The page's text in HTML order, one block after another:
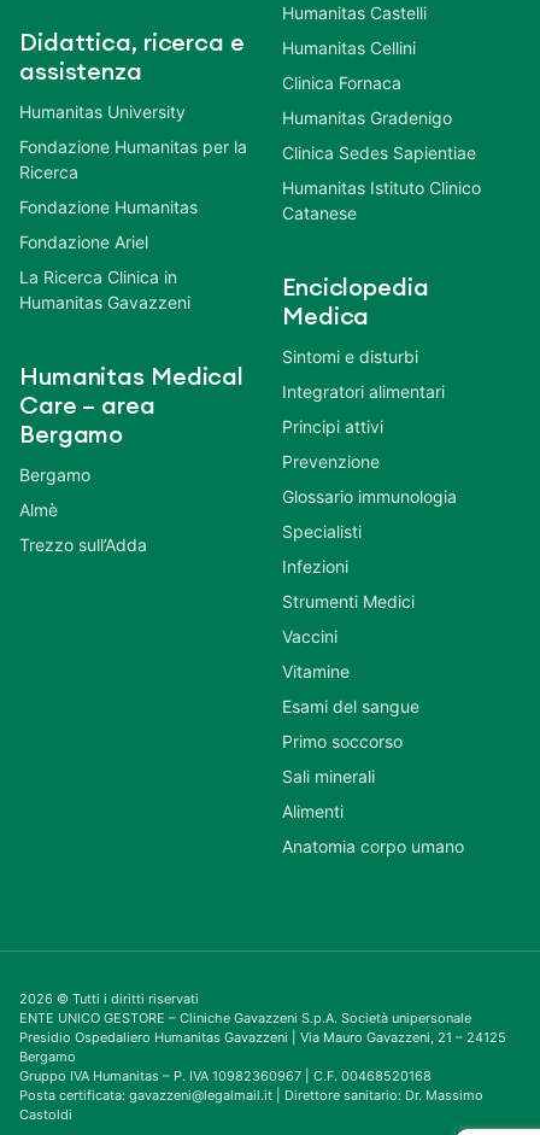
Didattica, ricerca e
assistenza
Humanitas University
Fondazione Humanitas per la
Ricerca
Fondazione Humanitas
Fondazione Ariel
La Ricerca Clinica in
Humanitas Gavazzeni
Humanitas Medical
Care – area
Bergamo
Bergamo
Almè
Trezzo sull’Adda
Humanitas Castelli
Humanitas Cellini
Clinica Fornaca
Humanitas Gradenigo
Clinica Sedes Sapientiae
Humanitas Istituto Clinico
Catanese
Enciclopedia
Medica
Sintomi e disturbi
Integratori alimentari
Principi attivi
Prevenzione
Glossario immunologia
Specialisti
Infezioni
Strumenti Medici
Vaccini
Vitamine
Esami del sangue
Primo soccorso
Sali minerali
Alimenti
Anatomia corpo umano
2026 © Tutti i diritti riservati
ENTE UNICO GESTORE – Cliniche Gavazzeni S.p.A. Società unipersonale
Presidio Ospedaliero Humanitas Gavazzeni | Via Mauro Gavazzeni, 21 – 24125
Bergamo
Gruppo IVA Humanitas – P. IVA 10982360967 | C.F. 00468520168
Posta certificata: gavazzeni@legalmail.it | Direttore sanitario: Dr. Massimo
Castoldi